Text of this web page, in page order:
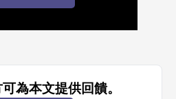
為本文提供回饋。